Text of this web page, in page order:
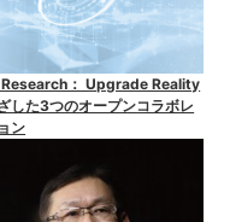
： Upgrade Reality
した3つのオープンコラボレ
ン